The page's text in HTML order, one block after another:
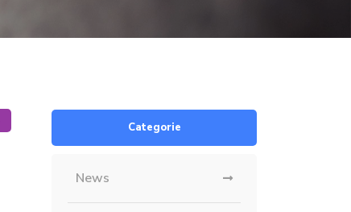
Categorie
News